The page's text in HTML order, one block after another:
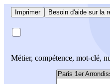
Imprimer Besoin d'aide sur la
Métier, compétence, mot-clé,